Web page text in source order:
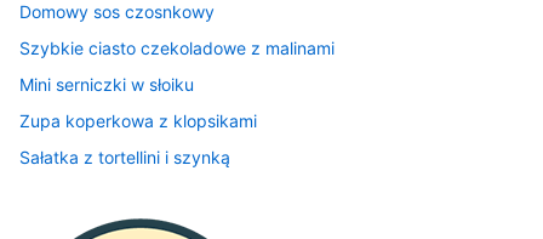
Domowy sos czosnkowy
Szybkie ciasto czekoladowe z malinami
Mini serniczki w słoiku
Zupa koperkowa z klopsikami
Sałatka z tortellini i szynką